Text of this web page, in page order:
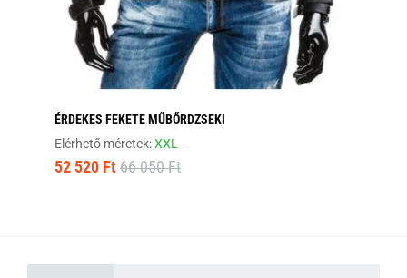
ÉRDEKES FEKETE MŰBŐRDZSEKI
Elérhető méretek:XXL
52 520 Ft 66 050 Ft